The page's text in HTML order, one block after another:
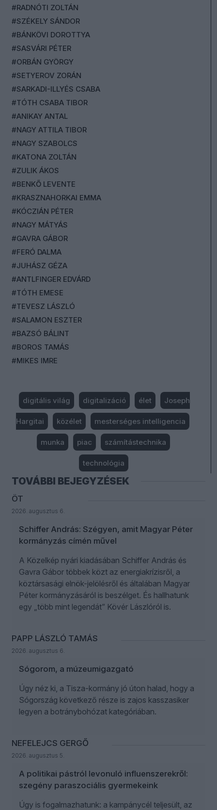
#RADNÓTI ZOLTÁN
#SZÉKELY SÁNDOR
#BÁNKÖVI DOROTTYA
#SASVÁRI PÉTER
#ORBÁN GYÖRGY
#SETYEROV ZORÁN
#SARKADI-ILLYÉS CSABA
#TÓTH CSABA TIBOR
#ANIKAY ANTAL
#NAGY ATTILA TIBOR
#NAGY SZABOLCS
#KATONA ZOLTÁN
#ZULIK ÁKOS
#BENKŐ LEVENTE
#KRASZNAHORKAI EMMA
#KÓCZIÁN PÉTER
#NAGY MÁTYÁS
#GAVRA GÁBOR
#FERÓ DALMA
#JUHÁSZ GÉZA
#ANTLFINGER EDVÁRD
#TÓTH EMESE
#TEVESZ LÁSZLÓ
#SALAMON ESZTER
#BAZSÓ BÁLINT
#BOROS TAMÁS
#MIKES IMRE
digitális világ digitalizáció élet Joseph
Hargitai közélet mesterséges intelligencia
munka piac számítástechnika
technológia
TOVÁBBI BEJEGYZÉSEK
ÖT
2026. augusztus 6.
Schiffer András: Szégyen, amit Magyar Péter
kormányzás címén művel
A Közelkép nyári kiadásában Schiffer András és
Gavra Gábor többek közt az energiakrízisről, a
köztársasági elnök-jelölésről és általában Magyar
Péter kormányzásáról is beszélget. És hallhatunk
egy „több mint legendát” Kövér Lászlóról is.
PAPP LÁSZLÓ TAMÁS
2026. augusztus 6.
Sógorom, a múzeumigazgató
Úgy néz ki, a Tisza-kormány jó úton halad, hogy a
Sógország következő része is zajos kasszasiker
legyen a botránybohózat kategóriában.
NEFELEJCS GERGŐ
2026. augusztus 5.
A politikai pástról levonuló influenszerekről:
szegény paraszociális gyermekeink
Úgy is fogalmazhatunk: a kampánycél teljesült, az